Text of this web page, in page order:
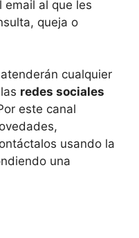
email al que les
queja o
cualquier
redes sociales
este canal
usando la
una